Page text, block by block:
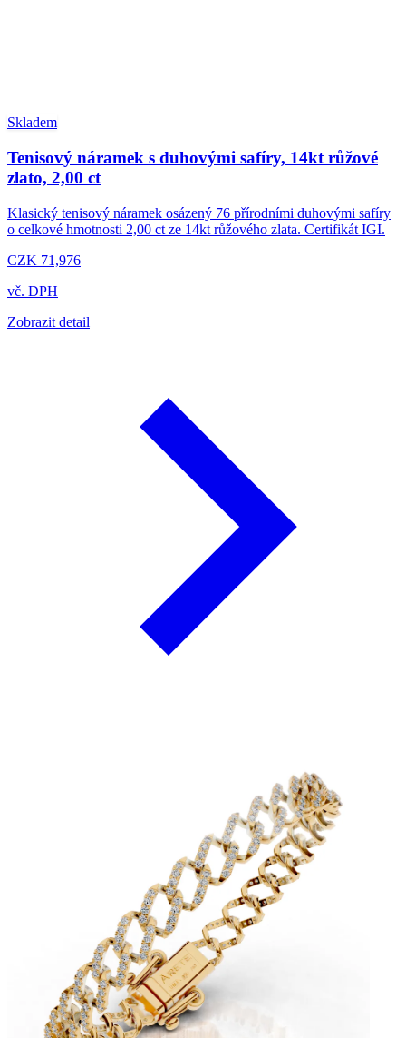
Skladem
Tenisový náramek s duhovými safíry, 14kt růžové
zlato, 2,00 ct
Klasický tenisový náramek osázený 76 přírodními duhovými safíry
o celkové hmotnosti 2,00 ct ze 14kt růžového zlata. Certifikát IGI.
CZK 71,976
vč. DPH
Zobrazit detail